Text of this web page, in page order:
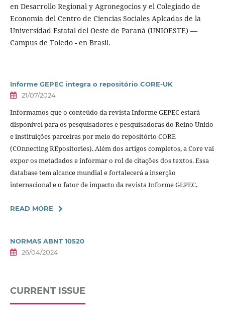
en Desarrollo Regional y Agronegocios y el Colegiado de
Economía del Centro de Ciencias Sociales Aplcadas de la
Universidad Estatal del Oeste de Paraná (UNIOESTE) —
Campus de Toledo - en Brasil.
Informe GEPEC integra o repositório CORE-UK
21/07/2024
Informamos que o conteúdo da revista Informe GEPEC estará
disponível para os pesquisadores e pesquisadoras do Reino Unido
e instituições parceiras por meio do repositório CORE
(COnnecting REpositories). Além dos artigos completos, a Core vai
expor os metadados e informar o rol de citações dos textos. Essa
database tem alcance mundial e fortalecerá a inserção
internacional e o fator de impacto da revista Informe GEPEC.
READ MORE
NORMAS ABNT 10520
26/04/2024
CURRENT ISSUE